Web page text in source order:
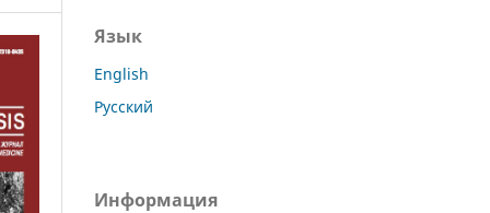
Язык
English
Русский
Информация